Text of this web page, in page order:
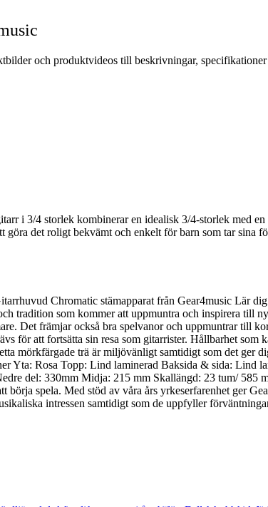
och produktvideos till beskrivningar,
i 3/4 storlek kombinerar en idealisk 3/4-storlek med
det roligt bekvämt och enkelt för barn som tar sina
Chromatic stämapparat från Gear4music Lär
tradition som kommer att uppmuntra och inspirera till
Det främjar också bra spelvanor och uppmuntrar till
för att fortsätta sin resa som gitarrister. Hållbarhet
mörkfärgade trä är miljövänligt samtidigt som det ger
Yta: Rosa Topp: Lind laminerad Baksida & sida: Lind
del: 330mm Midja: 215 mm Skallängd: 23 tum/ 585
spela. Med stöd av våra års yrkeserfarenhet ger
intressen samtidigt som de uppfyller